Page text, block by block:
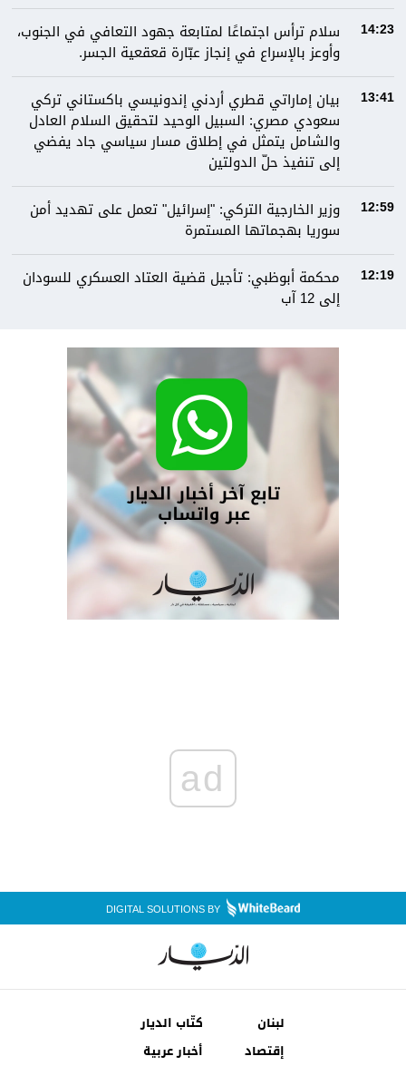
14:23
سلام ترأس اجتماعًا لمتابعة جهود التعافي في الجنوب،
وأوعز بالإسراع في إنجاز عبّارة قعقعية الجسر.
13:41
بيان إماراتي قطري أردني إندونيسي باكستاني تركي
سعودي مصري: السبيل الوحيد لتحقيق السلام العادل
والشامل يتمثل في إطلاق مسار سياسي جاد يفضي
إلى تنفيذ حلّ الدولتين
12:59
وزير الخارجية التركي: "إسرائيل" تعمل على تهديد أمن
سوريا بهجماتها المستمرة
12:19
محكمة أبوظبي: تأجيل قضية العتاد العسكري للسودان
إلى 12 آب
ad
DIGITAL SOLUTIONS BY
لبنان
كتّاب الديار
إقتصاد
أخبار عربية